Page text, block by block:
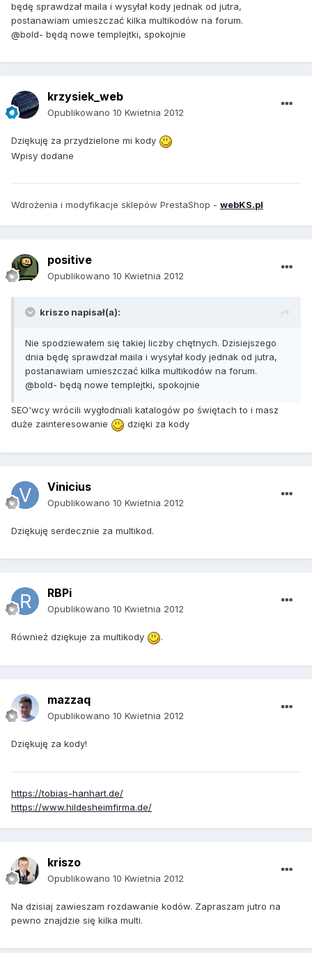
będę sprawdzał maila i wysyłał kody jednak od jutra,
postanawiam umieszczać kilka multikodów na forum.
@bold- będą nowe templejtki, spokojnie
krzysiek_web
Opublikowano 10 Kwietnia 2012
Dziękuję za przydzielone mi kody
Wpisy dodane
Wdrożenia i modyfikacje sklepów PrestaShop - webKS.pl
positive
Opublikowano 10 Kwietnia 2012
kriszo napisał(a):
Nie spodziewałem się takiej liczby chętnych. Dzisiejszego
dnia będę sprawdzał maila i wysyłał kody jednak od jutra,
postanawiam umieszczać kilka multikodów na forum.
@bold- będą nowe templejtki, spokojnie
SEO'wcy wrócili wygłodniali katalogów po świętach to i masz
duże zainteresowanie
dzięki za kody
Vinicius
Opublikowano 10 Kwietnia 2012
Dziękuję serdecznie za multikod.
RBPi
Opublikowano 10 Kwietnia 2012
Również dziękuje za multikody .
mazzaq
Opublikowano 10 Kwietnia 2012
Dziękuję za kody!
https://tobias-hanhart.de/
https://www.hildesheimfirma.de/
kriszo
Opublikowano 10 Kwietnia 2012
Na dzisiaj zawieszam rozdawanie kodów. Zapraszam jutro na
pewno znajdzie się kilka multi.